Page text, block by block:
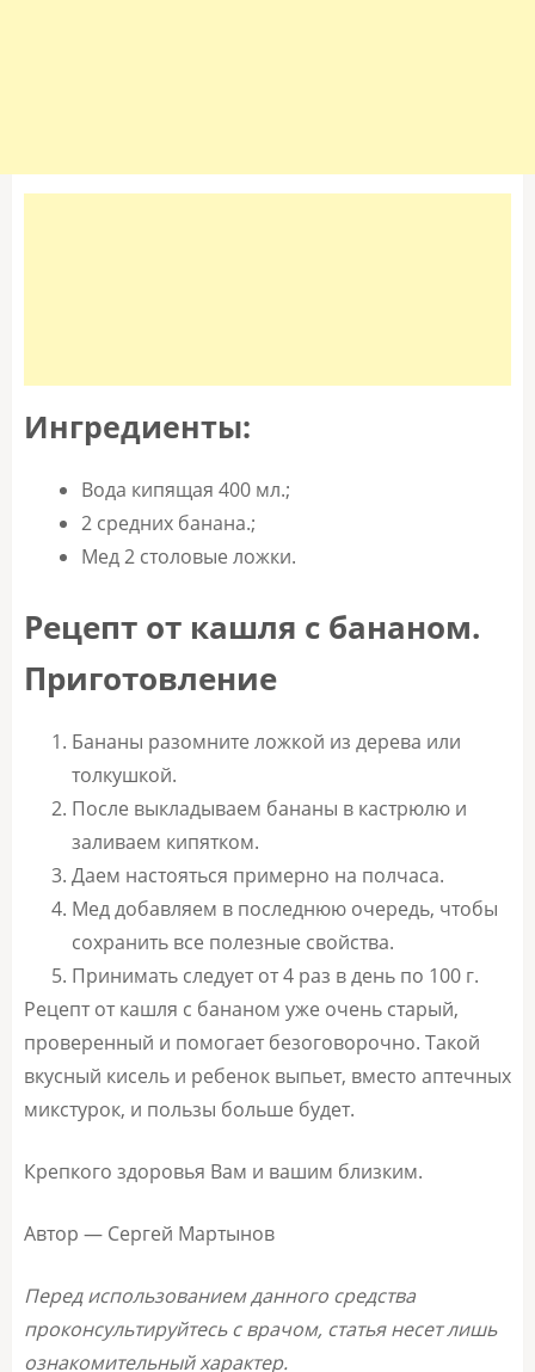
Ингредиенты:
Вода кипящая 400 мл.;
2 средних банана.;
Мед 2 столовые ложки.
Рецепт от кашля с бананом.
Приготовление
Бананы разомните ложкой из дерева или
толкушкой.
После выкладываем бананы в кастрюлю и
заливаем кипятком.
Даем настояться примерно на полчаса.
Мед добавляем в последнюю очередь, чтобы
сохранить все полезные свойства.
Принимать следует от 4 раз в день по 100 г.
Рецепт от кашля с бананом уже очень старый,
проверенный и помогает безоговорочно. Такой
вкусный кисель и ребенок выпьет, вместо аптечных
микстурок, и пользы больше будет.
Крепкого здоровья Вам и вашим близким.
Автор — Сергей Мартынов
Перед использованием данного средства
проконсультируйтесь с врачом, статья несет лишь
ознакомительный характер.